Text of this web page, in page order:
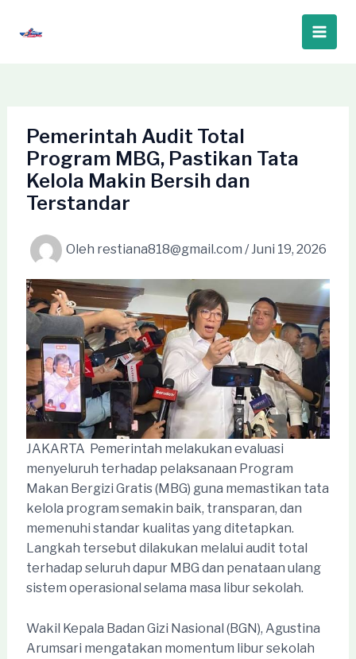
Main
Pemerintah Audit Total
Program MBG, Pastikan Tata
Kelola Makin Bersih dan
Terstandar
Oleh restiana818@gmail.com /Juni 19, 2026
JAKARTA  Pemerintah melakukan evaluasi
menyeluruh terhadap pelaksanaan Program
Makan Bergizi Gratis (MBG) guna memastikan tata
kelola program semakin baik, transparan, dan
memenuhi standar kualitas yang ditetapkan.
Langkah tersebut dilakukan melalui audit total
terhadap seluruh dapur MBG dan penataan ulang
sistem operasional selama masa libur sekolah.
Wakil Kepala Badan Gizi Nasional (BGN), Agustina
Arumsari mengatakan momentum libur sekolah